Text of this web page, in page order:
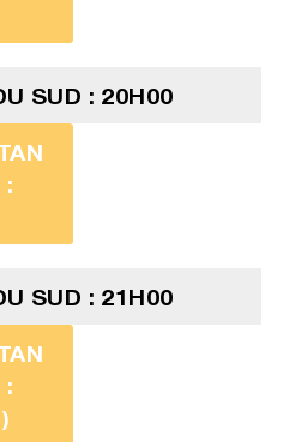
SUD : 20H00
:
SUD : 21H00
: